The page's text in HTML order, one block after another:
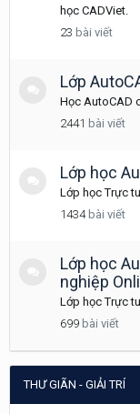
học CADViet.
23 bài viết
Lớp
Học AutoCAD
2441 bài viết
Lớp học
Lớp học Trực
1434 bài viết
Lớp học
nghiệp
Lớp học Trực
699 bài viết
THƯ GIÃN - GIẢI TRÍ